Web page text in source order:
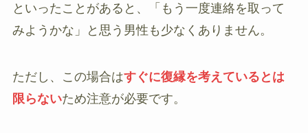
といったことがあると、「もう一度連絡を取って
みようかな」と思う男性も少なくありません。
ただし、この場合はすぐに復縁を考えているとは
限らないため注意が必要です。